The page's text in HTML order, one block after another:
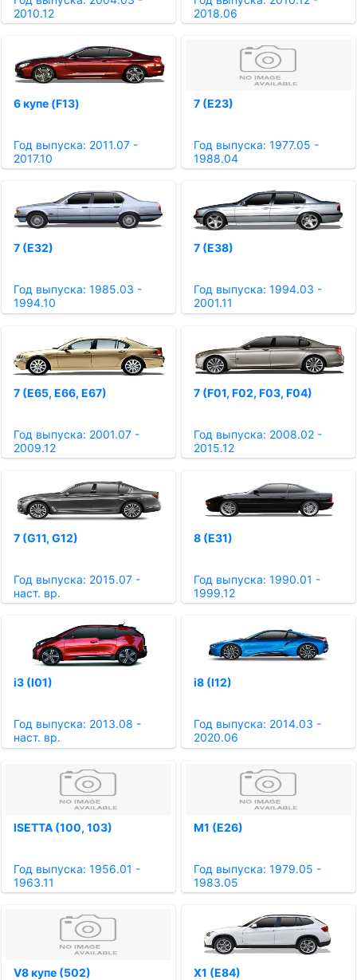
2010.12
2018.06
6 купе (F13)
Год выпуска: 2011.07 -
2017.10
7 (E23)
Год выпуска: 1977.05 -
1988.04
7 (E32)
Год выпуска: 1985.03 -
1994.10
7 (E38)
Год выпуска: 1994.03 -
2001.11
7 (E65, E66, E67)
Год выпуска: 2001.07 -
2009.12
7 (F01, F02, F03, F04)
Год выпуска: 2008.02 -
2015.12
7 (G11, G12)
Год выпуска: 2015.07 -
наст. вр.
8 (E31)
Год выпуска: 1990.01 -
1999.12
i3 (I01)
Год выпуска: 2013.08 -
наст. вр.
i8 (I12)
Год выпуска: 2014.03 -
2020.06
ISETTA (100, 103)
Год выпуска: 1956.01 -
1963.11
M1 (E26)
Год выпуска: 1979.05 -
1983.05
V8 купе (502) X1 (E84)